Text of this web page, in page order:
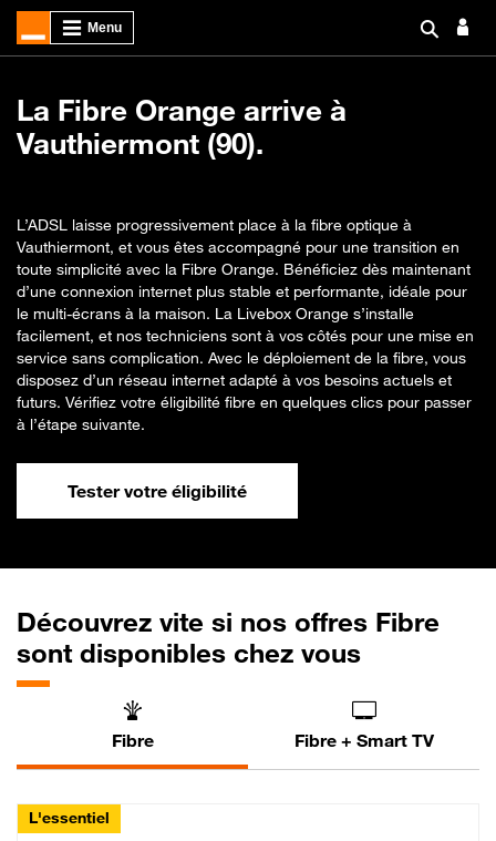
La Fibre Orange arrive à
Vauthiermont (90).
L’ADSL laisse progressivement place à la fibre optique à
Vauthiermont, et vous êtes accompagné pour une transition en
toute simplicité avec la Fibre Orange. Bénéficiez dès maintenant
d’une connexion internet plus stable et performante, idéale pour
le multi-écrans à la maison. La Livebox Orange s’installe
facilement, et nos techniciens sont à vos côtés pour une mise en
service sans complication. Avec le déploiement de la fibre, vous
disposez d’un réseau internet adapté à vos besoins actuels et
futurs. Vérifiez votre éligibilité fibre en quelques clics pour passer
à l’étape suivante.
Tester votre éligibilité
Découvrez vite si nos offres Fibre
sont disponibles chez vous
Fibre Fibre + Smart TV
L'essentiel